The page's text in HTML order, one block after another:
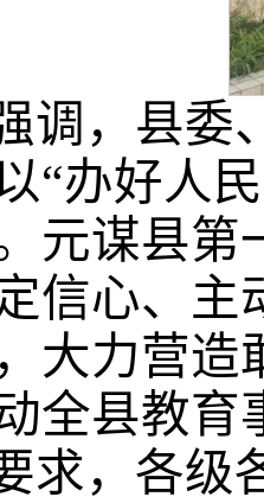
调，县委
“办好人
元谋县第
信心、主
大力营造
全县教
求，各级